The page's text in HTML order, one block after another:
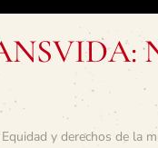
Equidad y derechos de la